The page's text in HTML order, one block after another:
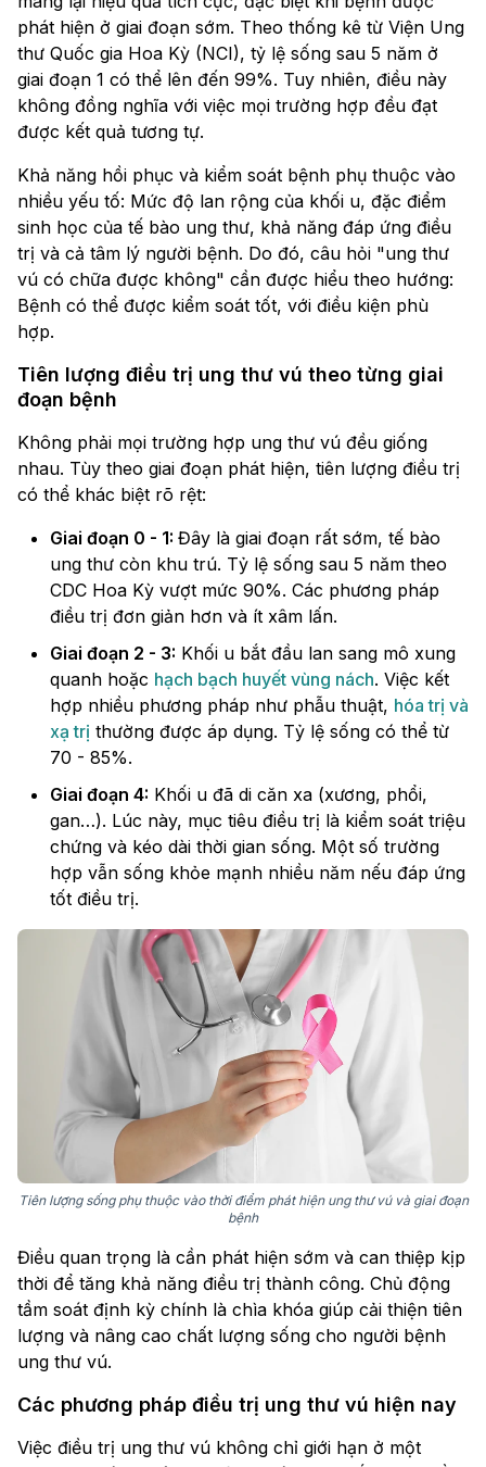
phát hiện ở giai đoạn sớm. Theo thống kê từ Viện Ung
thư Quốc gia Hoa Kỳ (NCI), tỷ lệ sống sau 5 năm ở
giai đoạn 1 có thể lên đến 99%. Tuy nhiên, điều này
không đồng nghĩa với việc mọi trường hợp đều đạt
được kết quả tương tự.
Khả năng hồi phục và kiểm soát bệnh phụ thuộc vào
nhiều yếu tố: Mức độ lan rộng của khối u, đặc điểm
sinh học của tế bào ung thư, khả năng đáp ứng điều
trị và cả tâm lý người bệnh. Do đó, câu hỏi "ung thư
vú có chữa được không" cần được hiểu theo hướng:
Bệnh có thể được kiểm soát tốt, với điều kiện phù
hợp.
Tiên lượng điều trị ung thư vú theo từng giai
đoạn bệnh
Không phải mọi trường hợp ung thư vú đều giống
nhau. Tùy theo giai đoạn phát hiện, tiên lượng điều trị
có thể khác biệt rõ rệt:
Giai đoạn 0 - 1: Đây là giai đoạn rất sớm, tế bào
ung thư còn khu trú. Tỷ lệ sống sau 5 năm theo
CDC Hoa Kỳ vượt mức 90%. Các phương pháp
điều trị đơn giản hơn và ít xâm lấn.
Giai đoạn 2 - 3: Khối u bắt đầu lan sang mô xung
quanh hoặc hạch bạch huyết vùng nách. Việc kết
hợp nhiều phương pháp như phẫu thuật, hóa trị và
xạ trị thường được áp dụng. Tỷ lệ sống có thể từ
70 - 85%.
Giai đoạn 4: Khối u đã di căn xa (xương, phổi,
gan…). Lúc này, mục tiêu điều trị là kiểm soát triệu
chứng và kéo dài thời gian sống. Một số trường
hợp vẫn sống khỏe mạnh nhiều năm nếu đáp ứng
tốt điều trị.
Tiên lượng sống phụ thuộc vào thời điểm phát hiện ung thư vú và giai đoạn
bệnh
Điều quan trọng là cần phát hiện sớm và can thiệp kịp
thời để tăng khả năng điều trị thành công. Chủ động
tầm soát định kỳ chính là chìa khóa giúp cải thiện tiên
lượng và nâng cao chất lượng sống cho người bệnh
ung thư vú.
Các phương pháp điều trị ung thư vú hiện nay
Việc điều trị ung thư vú không chỉ giới hạn ở một